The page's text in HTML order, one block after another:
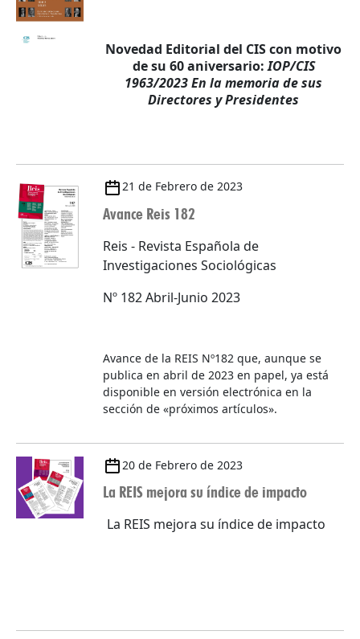
Novedad Editorial del CIS con motivo
de su 60 aniversario:IOP/CIS
1963/2023 En la memoria de sus
Directores y Presidentes
21 de Febrero de 2023
Avance Reis 182
Reis - Revista Española de
Investigaciones Sociológicas
Nº 182 Abril-Junio 2023
Avance de la REIS Nº182 que, aunque se
publica en abril de 2023 en papel, ya está
disponible en versión electrónica en la
sección de «próximos artículos».
20 de Febrero de 2023
La REIS mejora su índice de impacto
La REIS mejora su índice de impacto